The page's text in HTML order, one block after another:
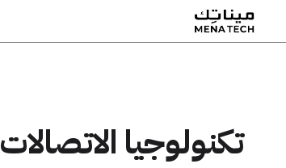
تكنولوجيا الاتصالات